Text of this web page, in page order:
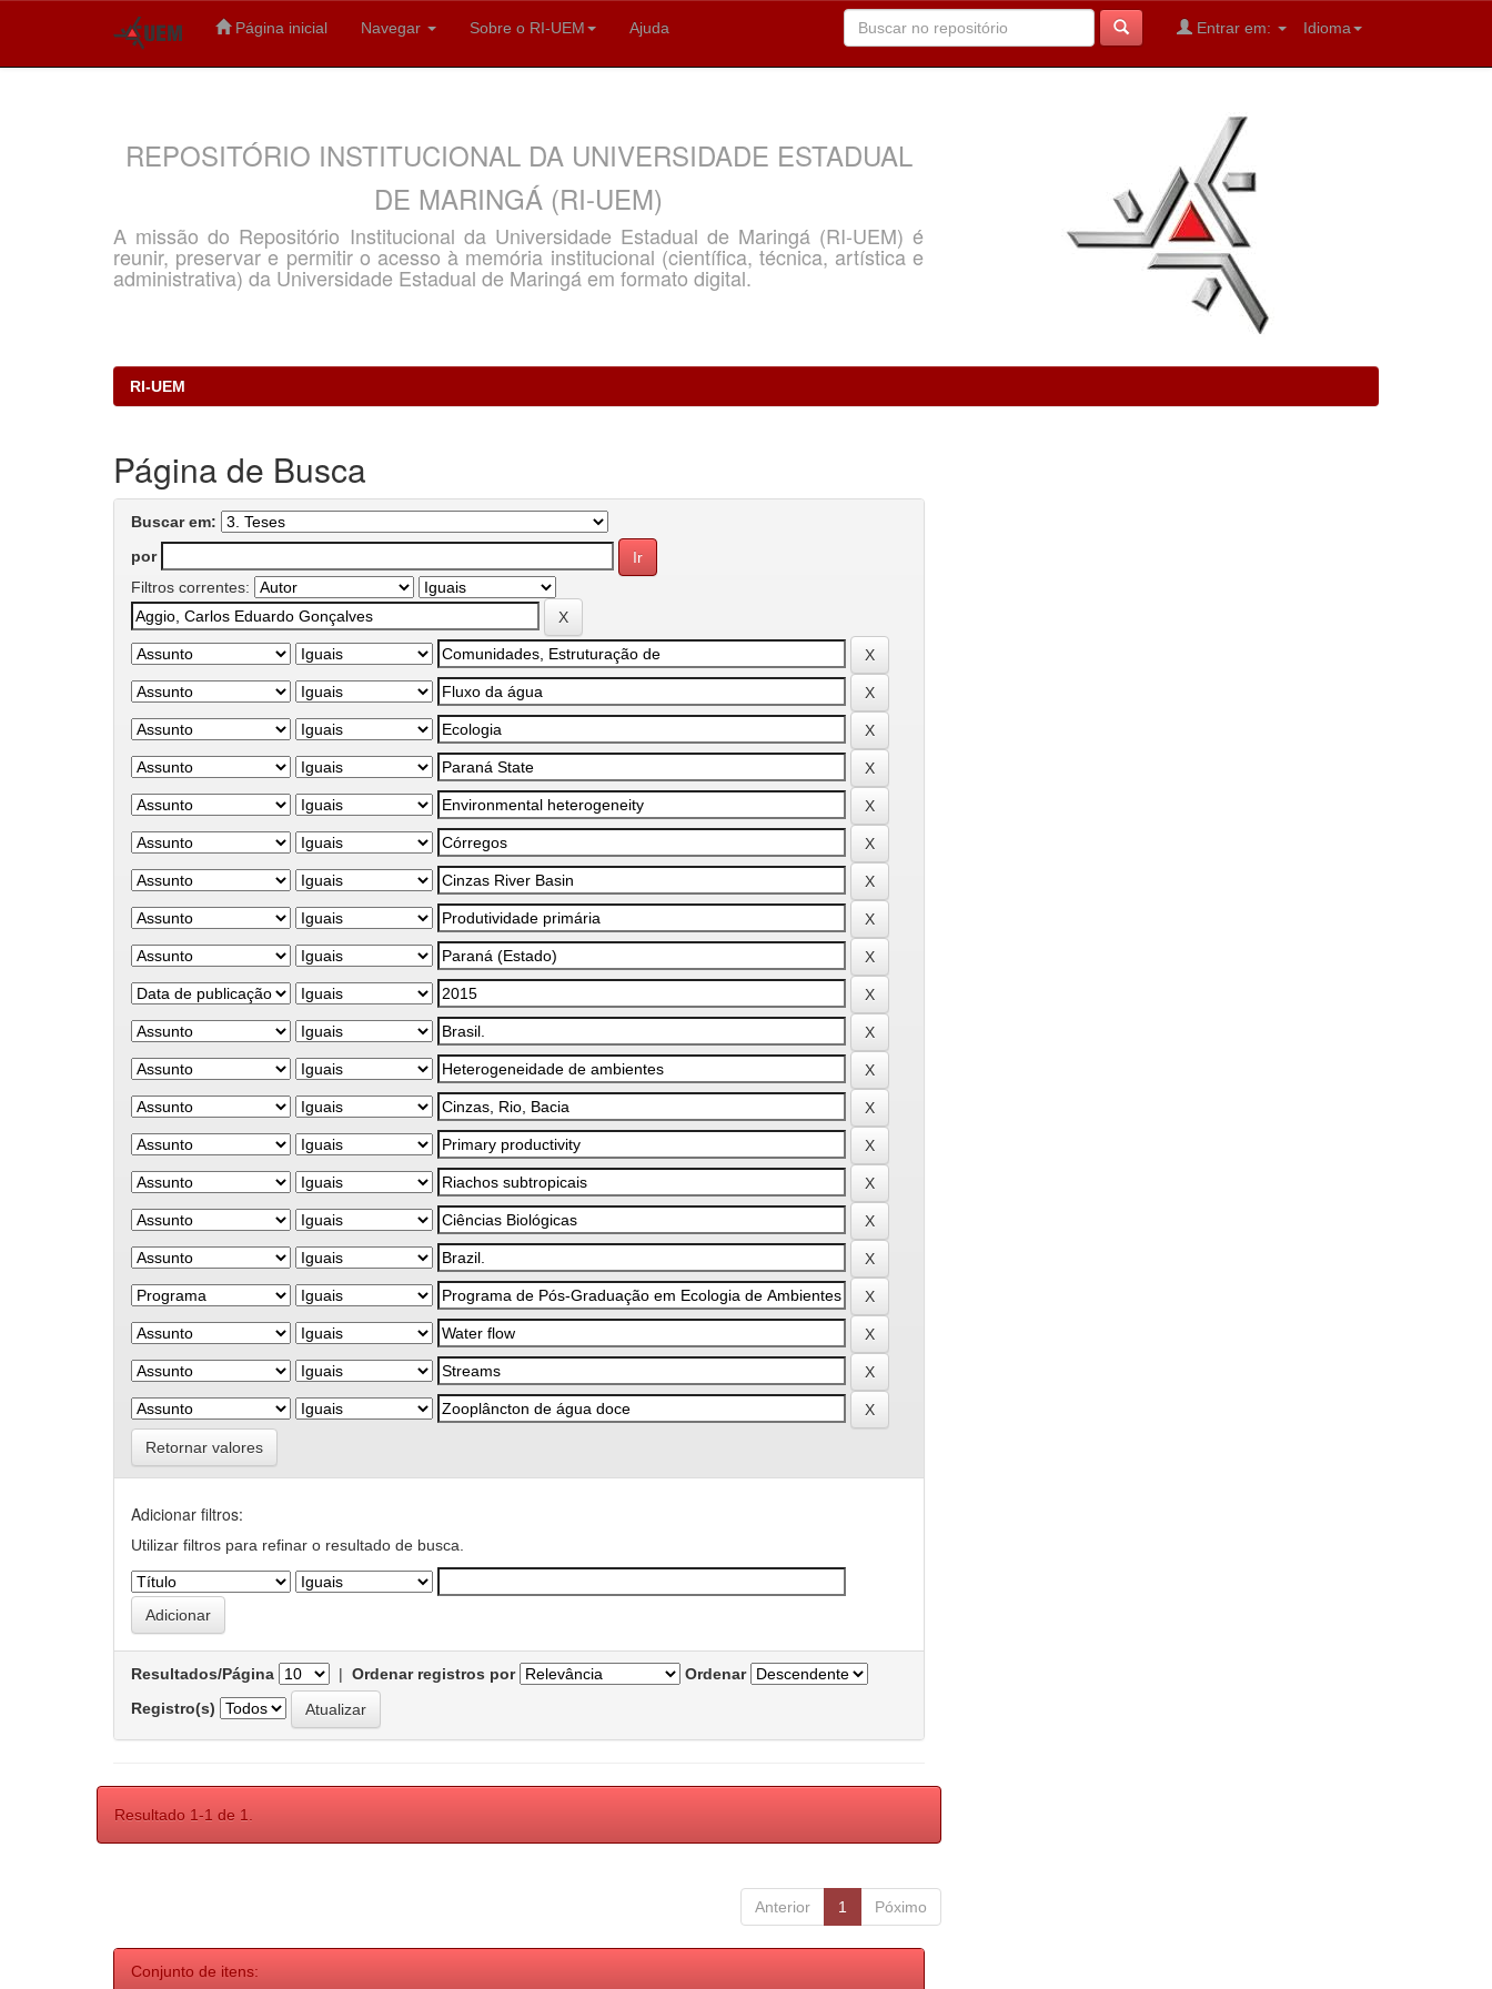
Página inicial Navegar Sobre o RI-UEM Ajuda Idioma
Entrar em:
REPOSITÓRIO INSTITUCIONAL DA UNIVERSIDADE ESTADUAL
DE MARINGÁ (RI-UEM)
A missão do Repositório Institucional da Universidade Estadual de Maringá (RI-UEM) é
reunir, preservar e permitir o acesso à memória institucional (científica, técnica, artística e
administrativa) da Universidade Estadual de Maringá em formato digital.
RI-UEM
Página de Busca
Buscar em:
por
Filtros correntes:
Retornar valores
Adicionar filtros:
Utilizar filtros para refinar o resultado de busca.
Resultados/Página | Ordenar registros por
Ordenar
Registro(s)
Resultado 1-1 de 1.
Anterior 1 Póximo
Conjunto de itens: